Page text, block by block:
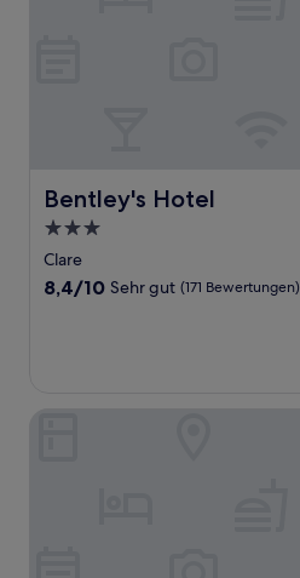
Bentley's Hotel
Bentley's Hotel
3.0-
Sterne-
Unterkunft
Clare
8.4
Bewertungen)
8,4/10 Sehr gut (171 Bewertungen)